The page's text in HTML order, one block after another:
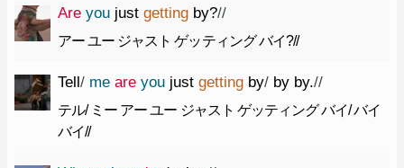
Are you just getting by?//
アー ユー ジャスト ゲッティング バイ?//
Tell/ me are you just getting by/ by by.//
テル/ ミー アー ユー ジャスト ゲッティング バイ/ バイ
バイ//